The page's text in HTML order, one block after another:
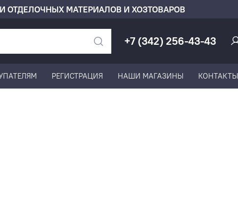
ОТДЕЛОЧНЫХ МАТЕРИАЛОВ И ХОЗТОВАРОВ
+7 (342) 256-43-43
РЕГИСТРАЦИЯ НАШИ МАГАЗИНЫ КОНТАКТЫ